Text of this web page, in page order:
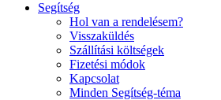
Segítség
Hol van a rendelésem?
Visszaküldés
Szállítási költségek
Fizetési módok
Kapcsolat
Minden Segítség-téma